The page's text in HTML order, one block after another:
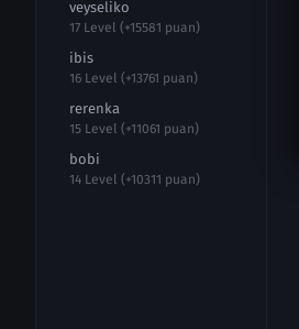
veyseliko
17 Level (+15581 puan)
ibis
16 Level (+13761 puan)
rerenka
15 Level (+11061 puan)
bobi
14 Level (+10311 puan)